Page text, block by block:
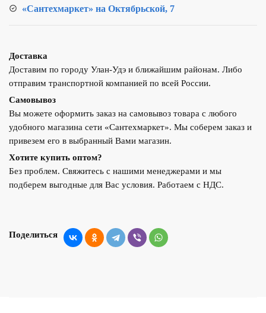
PE-
«Сантехмаркет» на Октябрьской, 7
Доставка
Доставим по городу Улан-Удэ и ближайшим районам. Либо
отправим транспортной компанией по всей России.
Самовывоз
Вы можете оформить заказ на самовывоз товара с любого
удобного магазина сети «Сантехмаркет». Мы соберем заказ и
привезем его в выбранный Вами магазин.
Хотите купить оптом?
Без проблем. Свяжитесь с нашими менеджерами и мы
подберем выгодные для Вас условия. Работаем с НДС.
Поделиться